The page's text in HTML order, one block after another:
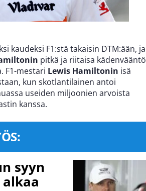
kaudeksi F1:stä takaisin DTM:ään, ja
pitkä ja riitaisa kädenvääntö
F1-mestari Lewis Hamiltonin isä
kun skotlantilainen antoi
useiden miljoonien arvoista
kanssa.
syyn